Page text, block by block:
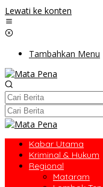
Lewati ke konten
Tambahkan Menu
Kabar Utama
Kriminal & Hukum
Regional
Mataram